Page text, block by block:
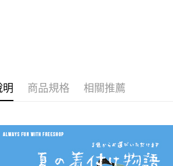
明 商品規格 相關推薦